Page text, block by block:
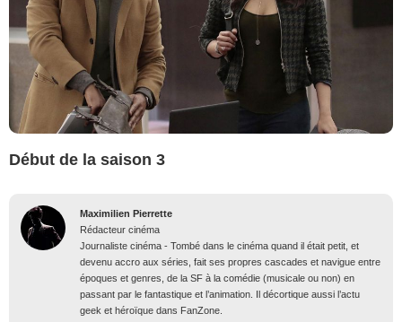
Début de la saison 3
Maximilien Pierrette
Rédacteur cinéma
Journaliste cinéma - Tombé dans le cinéma quand il était petit, et
devenu accro aux séries, fait ses propres cascades et navigue entre
époques et genres, de la SF à la comédie (musicale ou non) en
passant par le fantastique et l’animation. Il décortique aussi l’actu
geek et héroïque dans FanZone.